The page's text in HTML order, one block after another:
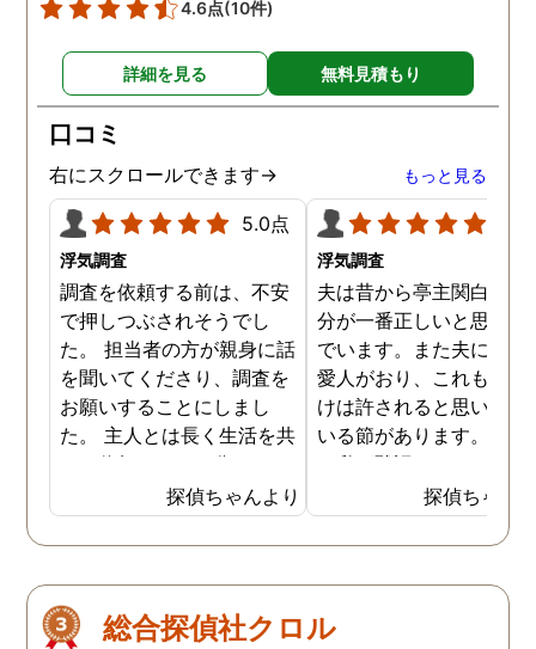
4.6点(10件)
詳細を見る 無料見積もり
口コミ
右にスクロールできます→ もっと見る
5.0点
浮気調査
調査を依頼する前は、不安
で押しつぶされそうでし
た。 担当者の方が親身に話
を聞いてくださり、調査を
お願いすることにしまし
た。 主人とは長く生活を共
にし信頼していた分、とて
も悔しい結果となってしま
い残念です。 子ども達の
為、私自身の為にも結果を
決断しました。 私一人では
解決できなかったので、協
探偵ちゃんより
浮気調査
夫は昔から亭主関白で、
分が一番正しいと思い込
でいます。また夫には長
愛人がおり、これも自分
けは許されると思い込ん
いる節があります。もち
ん私が黙認しているだけ
で、良しとしているわけ
はありません。しかし最
では私にも知恵がつき、
した。定期的に探偵にも
頼をしており、これで夫
探偵ちゃん
総合探偵社クロル